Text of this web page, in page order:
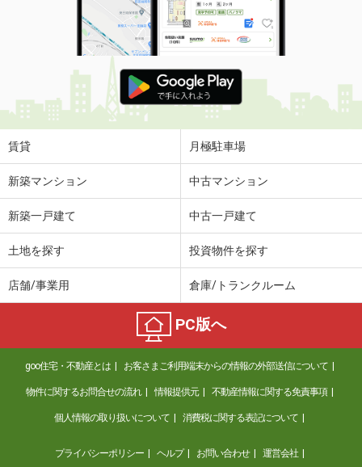
賃貸 月極駐車場
新築マンション 中古マンション
新築一戸建て 中古一戸建て
土地を探す 投資物件を探す
店舗/事業用 倉庫/トランクルーム
PC版へ
goo住宅・不動産とは お客さまご利用端末からの情報の外部送信について
物件に関するお問合せの流れ 情報提供元 不動産情報に関する免責事項
個人情報の取り扱いについて 消費税に関する表記について
プライバシーポリシー ヘルプ お問い合わせ 運営会社